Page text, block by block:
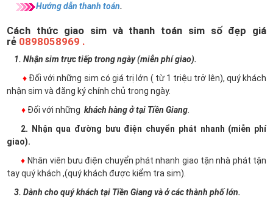
Hướng dẫn thanh toán.
Cách thức giao sim và thanh toán sim số đẹp giá
rẻ 0898058969 .
1. Nhận sim trực tiếp trong ngày (miễn phí giao).
♦ Đối với những sim có giá trị lớn ( từ 1 triệu trở lên), quý khách
nhận sim và đăng ký chính chủ trong ngày.
♦ Đối với những khách hàng ở tại Tiền Giang
2. Nhận qua đường bưu điện chuyển phát nhanh (miễn phí
giao).
♦ Nhân viên bưu điện chuyển phát nhanh giao tận nhà phát tận
tay quý khách ,(quý khách được kiểm tra sim).
3. Dành cho quý khách tại Tiền Giang và ở các thành phố lớn.